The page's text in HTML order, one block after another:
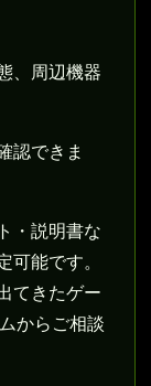
、周辺機器
認できま
・説明書な
能です。
てきたゲー
からご相談